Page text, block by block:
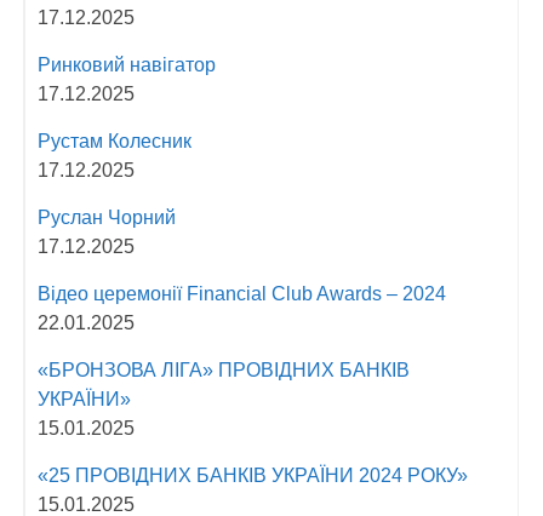
17.12.2025
Ринковий навігатор
17.12.2025
Рустам Колесник
17.12.2025
Руслан Чорний
17.12.2025
Відео церемонії Fіnancial Сlub Awards – 2024
22.01.2025
«БРОНЗОВА ЛІГА» ПРОВІДНИХ БАНКІВ
УКРАЇНИ»
15.01.2025
«25 ПРОВІДНИХ БАНКІВ УКРАЇНИ 2024 РОКУ»
15.01.2025